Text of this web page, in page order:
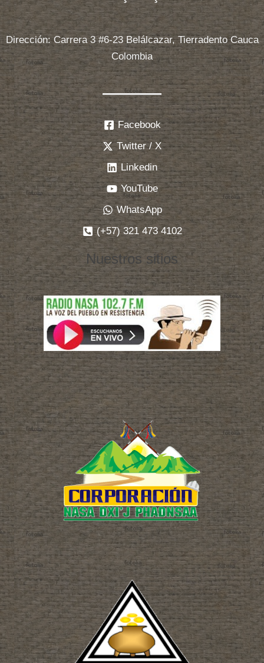
Dirección: Carrera 3 #6-23 Belálcazar, Tierradento Cauca
Colombia
Facebook
Twitter / X
Linkedin
YouTube
WhatsApp
(+57) 321 473 4102
Nuestros sitios